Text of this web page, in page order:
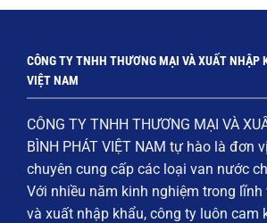
CÔNG TY TNHH THƯƠNG MẠI VÀ XUẤT NHẬP
VIỆT NAM
CÔNG TY TNHH THƯƠNG MẠI VÀ
BÌNH PHÁT VIỆT NAM tự hào là đơn
chuyên cung cấp các loại van nước
Với nhiều năm kinh nghiệm trong
và xuất nhập khẩu, công ty luôn cam